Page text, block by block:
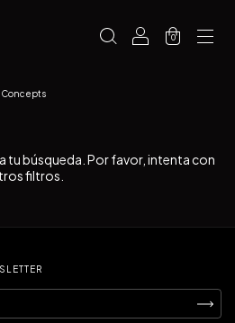
0
Concepts
tu búsqueda. Por favor, intenta con
filtros.